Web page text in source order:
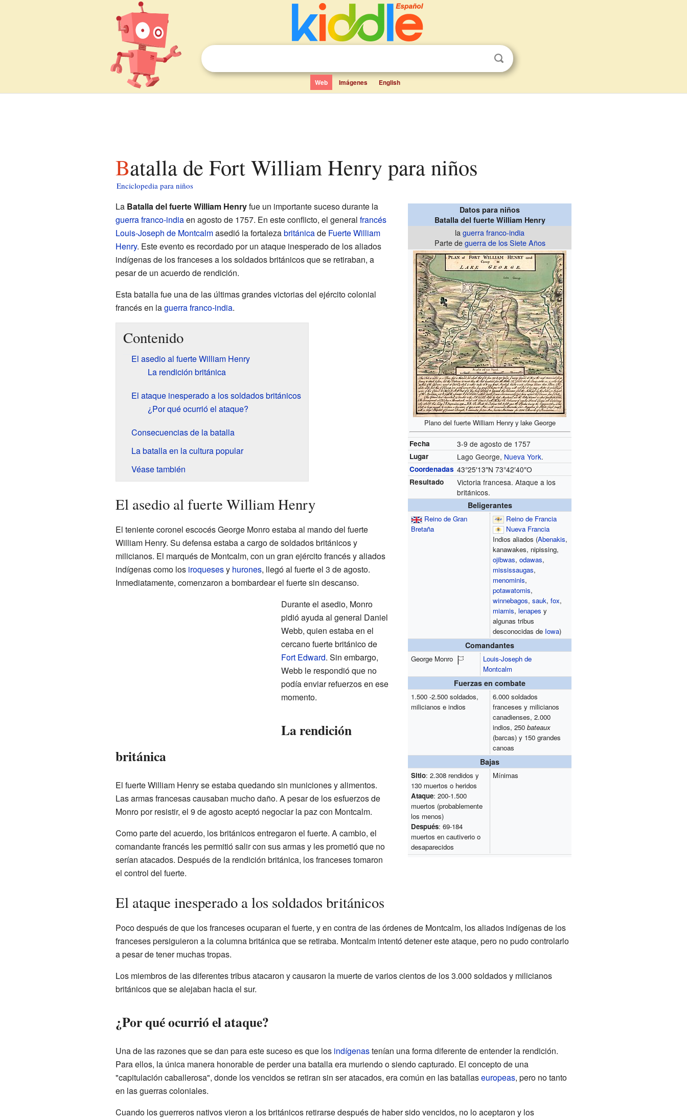
Web Imágenes English
Batalla de Fort William Henry para niños
Enciclopedia para niños
Datos para niños
Batalla del fuerte William Henry
laguerra franco-india
Parte deguerra de los Siete Años
Plano del fuerte William Henry y lake George
Fecha 3-9 de agosto de 1757
Lugar Lago George, Nueva York.
Coordenadas 43°25′13″N 73°42′40″O
Resultado
Victoria francesa. Ataque a los
británicos.
Beligerantes
Reino de Gran
Bretaña
Reino de Francia
Nueva Francia
Indios aliados (Abenakis,
kanawakes, nipissing,
ojibwas,odawas,
mississaugas,
menominis,
potawatomis,
winnebagos,sauk,fox,
miamis,lenapes y
algunas tribus
desconocidas de Iowa)
Comandantes
George Monro
Louis-Joseph de
Montcalm
Fuerzas en combate
1.500 -2.500 soldados,
milicianos e indios
6.000 soldados
franceses y milicianos
canadienses, 2.000
indios, 250bateaux
(barcas) y 150 grandes
canoas
Bajas
Sitio: 2.308 rendidos y
130 muertos o heridos
Ataque: 200-1.500
muertos (probablemente
los menos)
Después: 69-184
muertos en cautiverio o
desaparecidos
Mínimas
La Batalla del fuerte William Henryfue un importante suceso durante la
guerra franco-indiaen agosto de 1757. En este conflicto, el general francés
Louis-Joseph de Montcalmasedió la fortalezabritánicade Fuerte William
Henry. Este evento es recordado por un ataque inesperado de los aliados
indígenas de los franceses a los soldados británicos que se retiraban, a
pesar de un acuerdo de rendición.
Esta batalla fue una de las últimas grandes victorias del ejército colonial
francés en laguerra franco-india.
Contenido
El asedio al fuerte William Henry
La rendición británica
El ataque inesperado a los soldados británicos
¿Por qué ocurrió el ataque?
Consecuencias de la batalla
La batalla en la cultura popular
Véase también
El asedio al fuerte William Henry
El teniente coronel escocés George Monro estaba al mando del fuerte
William Henry. Su defensa estaba a cargo de soldados británicos y
milicianos. El marqués de Montcalm, con un gran ejército francés y aliados
indígenas como los iroquesesy hurones, llegó al fuerte el 3 de agosto.
Inmediatamente, comenzaron a bombardear el fuerte sin descanso.
Durante el asedio, Monro
pidió ayuda al general Daniel
Webb, quien estaba en el
cercano fuerte británico de
Fort Edward. Sin embargo,
Webb le respondió que no
podía enviar refuerzos en ese
momento.
La rendición
británica
El fuerte William Henry se estaba quedando sin municiones y alimentos.
Las armas francesas causaban mucho daño. A pesar de los esfuerzos de
Monro por resistir, el 9 de agosto aceptó negociar la paz con Montcalm.
Como parte del acuerdo, los británicos entregaron el fuerte. A cambio, el
comandante francés les permitió salir con sus armas y les prometió que no
serían atacados. Después de la rendición británica, los franceses tomaron
el control del fuerte.
El ataque inesperado a los soldados británicos
Poco después de que los franceses ocuparan el fuerte, y en contra de las órdenes de Montcalm, los aliados indígenas de los
franceses persiguieron a la columna británica que se retiraba. Montcalm intentó detener este ataque, pero no pudo controlarlo
a pesar de tener muchas tropas.
Los miembros de las diferentes tribus atacaron y causaron la muerte de varios cientos de los 3.000 soldados y milicianos
británicos que se alejaban hacia el sur.
¿Por qué ocurrió el ataque?
Una de las razones que se dan para este suceso es que los indígenastenían una forma diferente de entender la rendición.
Para ellos, la única manera honorable de perder una batalla era muriendo o siendo capturado. El concepto de una
"capitulación caballerosa", donde los vencidos se retiran sin ser atacados, era común en las batallaseuropeas, pero no tanto
en las guerras coloniales.
Cuando los guerreros nativos vieron a los británicos retirarse después de haber sido vencidos, no lo aceptaron y los